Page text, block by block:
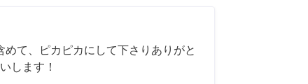
めて、ピカピカにして下さりありがと
します！